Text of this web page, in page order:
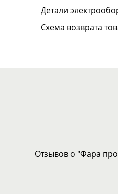
Детали
Схема возврата
Отзывов о "Фара